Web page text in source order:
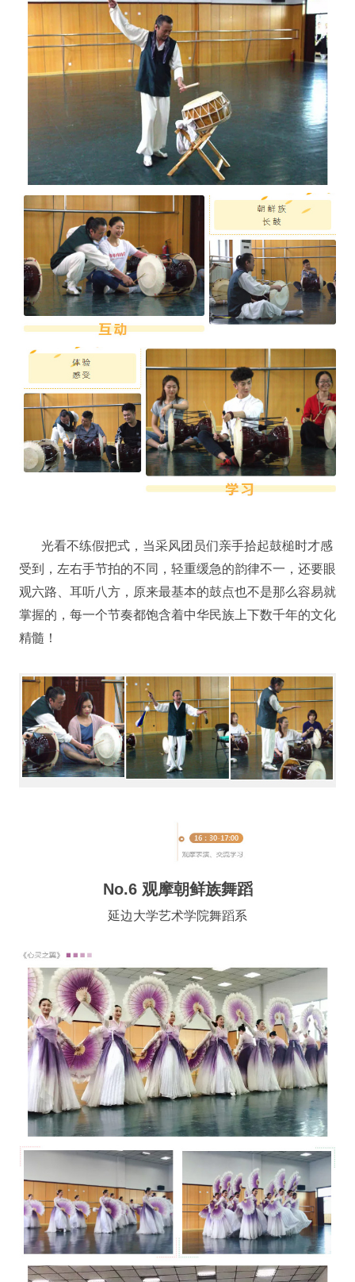
光看不练假把式，当采风团员们亲手拾起鼓槌时才感
受到，左右手节拍的不同，轻重缓急的韵律不一，还要眼
观六路、耳听八方，原来最基本的鼓点也不是那么容易就
掌握的，每一个节奏都饱含着中华民族上下数千年的文化
精髓！
No.6 观摩朝鲜族舞蹈
延边大学艺术学院舞蹈系